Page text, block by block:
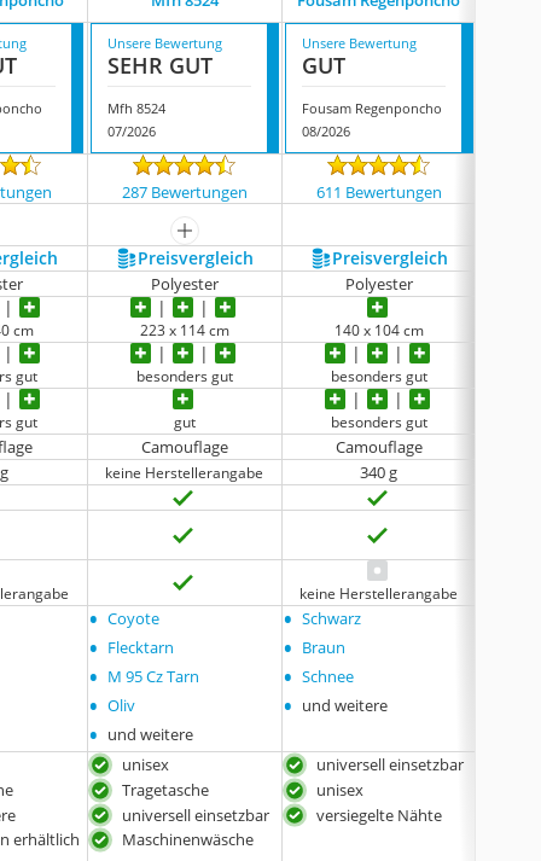
Unsere Bewertung
SEHR GUT
Mfh 8524
07/2026
Unsere Bewertung
GUT
Fousam Regenponcho
08/2026
287 Bewertungen 611 Bewertungen
mehr anzeigen
Preis­vergleich Preis­vergleich
Polyester Polyester
cm 223 x 114 cm 140 x 104 cm
gut besonders gut besonders gut
gut gut besonders gut
Camouflage
Camouflage
keine Herstellerangabe
340 g
keine Herstellerangabe
• Coyote
• Flecktarn
• M 95 Cz Tarn
• Oliv
• und weitere
• Schwarz
• Braun
• Schnee
• und weitere
erhältlich
unisex
Tragetasche
universell einsetzbar
Maschinenwäsche
universell einsetzbar
unisex
versiegelte Nähte